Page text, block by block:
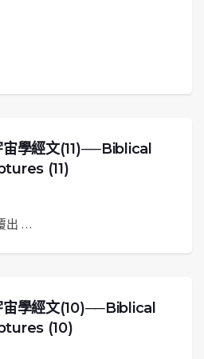
學經文(11)──Biblical
(11)
出 …
學經文(10)──Biblical
(10)